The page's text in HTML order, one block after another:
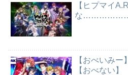
【ヒプマイ
な
【おべいみ
【おべない】